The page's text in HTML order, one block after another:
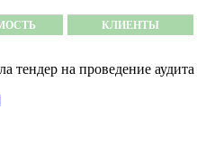
КЛИЕНТЫ
тендер на проведение аудита